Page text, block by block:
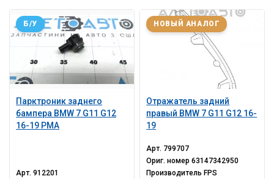
Парктроник заднего
бампера BMW 7 G11 G12
16-19 PMA
Б/У
Арт.912201
Отражатель задний
правый BMW 7 G11 G12 16-
19
НОВЫЙ АНАЛОГ
Арт. 799707
Ориг. номер63147342950
Производитель FPS